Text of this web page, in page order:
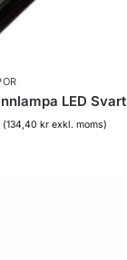
LED Svart
(134,40 kr exkl. moms)